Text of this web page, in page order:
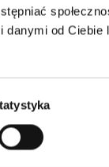
danymi od